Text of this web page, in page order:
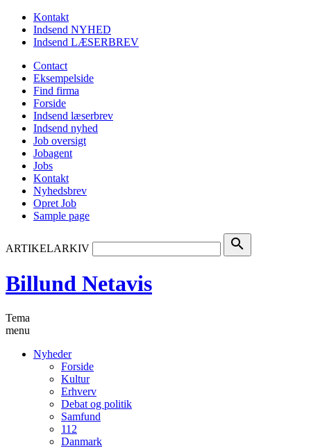
Kontakt
Indsend NYHED
Indsend LÆSERBREV
Contact
Eksempelside
Find firma
Forside
Indsend læserbrev
Indsend nyhed
Job oversigt
Jobagent
Jobs
Kontakt
Nyhedsbrev
Opret Job
Sample page
ARTIKELARKIV search
Billund Netavis
Tema
menu
Nyheder
Forside
Kultur
Erhverv
Debat og politik
Samfund
112
Danmark